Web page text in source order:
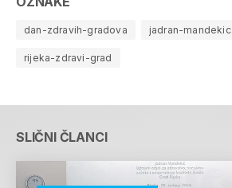
dan-zdravih-gradova jadran-mandekic
rijeka-zdravi-grad
SLIČNI ČLANCI